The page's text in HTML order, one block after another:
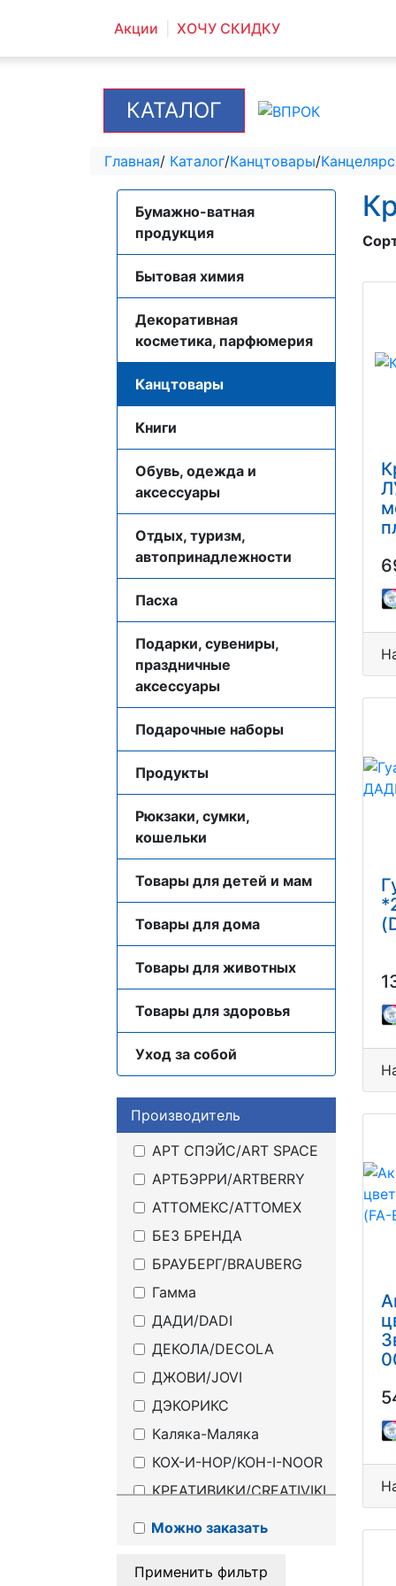
Акции ХОЧУ СКИДКУ
КАТАЛОГ
Главная/ Каталог/Канцтовары/
Бумажно-ватная
продукция
Бытовая химия
Декоративная
косметика, парфюмерия
Канцтовары
Книги
Обувь, одежда и
аксессуары
Отдых, туризм,
автопринадлежности
Пасха
Подарки, сувениры,
праздничные
аксессуары
Подарочные наборы
Продукты
Рюкзаки, сумки,
кошельки
Товары для детей и мам
Товары для дома
Товары для животных
Товары для здоровья
Уход за собой
Производитель
АРТ СПЭЙС/ART SPACE
АРТБЭРРИ/ARTBERRY
АТТОМЕКС/ATTOMEX
БЕЗ БРЕНДА
БРАУБЕРГ/BRAUBERG
Гамма
ДАДИ/DADI
ДЕКОЛА/DECOLA
ДЖОВИ/JOVI
ДЭКОРИКС
Каляка-Маляка
КОХ-И-НОР/KOH-I-NOOR
КРЕАТИВИКИ/CREATIVIKI
КУЛЛИНАН/CULLINAN
ЛОРИ/LORI
Можно заказать
Применить фильтр